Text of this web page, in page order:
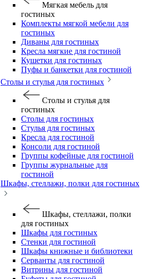
Мягкая мебель для
гостиных
Комплекты мягкой мебели для
гостиных
Диваны для гостиных
Кресла мягкие для гостиной
Кушетки для гостиных
Пуфы и банкетки для гостиной
Столы и стулья для гостиных
Столы и стулья для
гостиных
Столы для гостиных
Стулья для гостиных
Кресла для гостиной
Консоли для гостиной
Группы кофейные для гостиной
Группы журнальные для
гостиной
Шкафы, стеллажи, полки для гостиных
Шкафы, стеллажи, полки
для гостиных
Шкафы для гостиных
Стенки для гостиной
Шкафы книжные и библиотеки
Серванты для гостиной
Витрины для гостиной